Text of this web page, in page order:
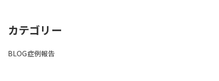
カテゴリー
BLOG症例報告